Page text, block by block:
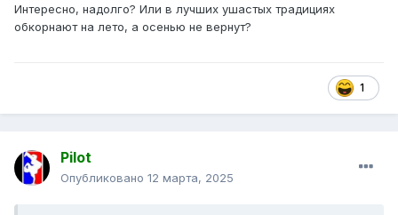
Интересно, надолго? Или в лучших ушастых традициях
обкорнают на лето, а осенью не вернут?
1
Pilot
Опубликовано 12 марта, 2025